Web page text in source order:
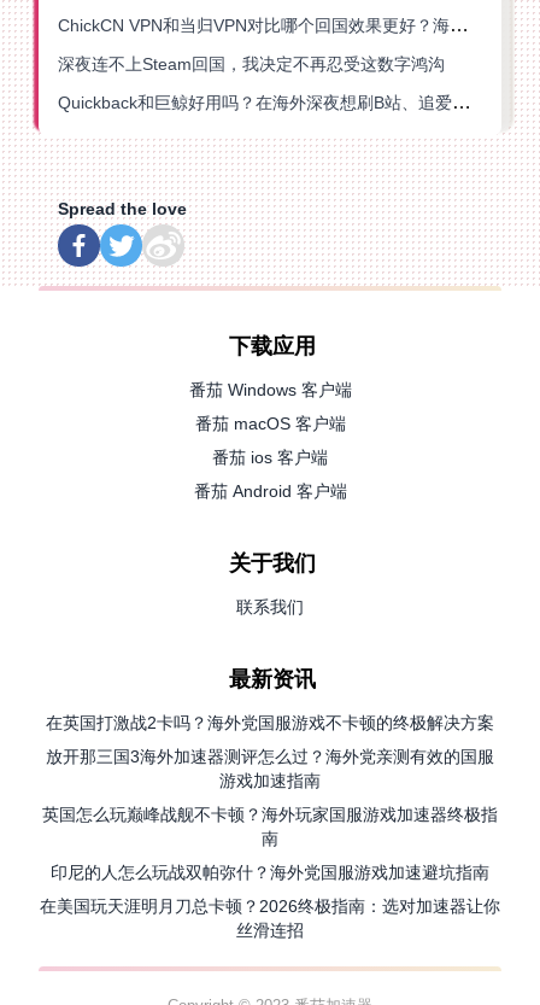
ChickCN VPN和当归VPN对比哪个回国效果更好？海外党亲测后选了它
深夜连不上Steam回国，我决定不再忍受这数字鸿沟
Quickback和巨鲸好用吗？在海外深夜想刷B站、追爱奇艺的你，或许正需要这份答案
Spread the love
下载应用
番茄 Windows 客户端
番茄 macOS 客户端
番茄 ios 客户端
番茄 Android 客户端
关于我们
联系我们
最新资讯
在英国打激战2卡吗？海外党国服游戏不卡顿的终极解决方案
放开那三国3海外加速器测评怎么过？海外党亲测有效的国服
游戏加速指南
英国怎么玩巅峰战舰不卡顿？海外玩家国服游戏加速器终极指
南
印尼的人怎么玩战双帕弥什？海外党国服游戏加速避坑指南
在美国玩天涯明月刀总卡顿？2026终极指南：选对加速器让你
丝滑连招